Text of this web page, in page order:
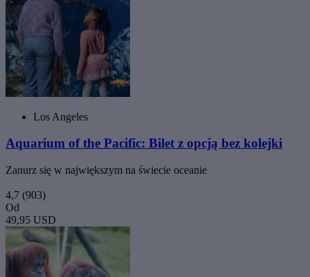
Los Angeles
Aquarium of the Pacific: Bilet z opcją bez kolejki
Zanurz się w największym na świecie oceanie
4,7 (903)
Od
49,95 USD